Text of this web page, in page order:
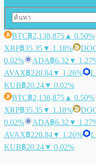
BTC฿2,138,875 ▲ 0.50%
XRP฿35.35▼ 1.18%
0.02%
ADA฿6.32 ▼
AVAX฿220.84▼ 1.26%
KUB฿20.24▼ 0.02%
BTC฿2,138,875 ▲ 0.50%
XRP฿35.35▼ 1.18%
0.02%
ADA฿6.32 ▼
AVAX฿220.84▼ 1.26%
KUB฿20.24▼ 0.02%